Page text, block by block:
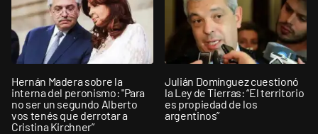
Hernán Madera sobre la
interna del peronismo: "Para
no ser un segundo Alberto
vos tenés que derrotar a
Cristina Kirchner”
Julián Domínguez cuestionó
la Ley de Tierras: “El territorio
es propiedad de los
argentinos”